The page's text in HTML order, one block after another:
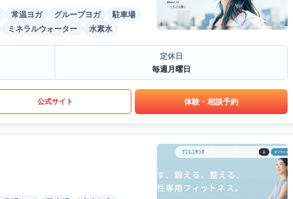
常温ヨガ グループヨガ
駐車場
ミネラルウォーター 水素水
定休日
毎週月曜日
公式サイト 体験・相談予約